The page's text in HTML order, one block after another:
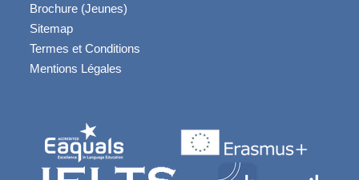
Brochure (Jeunes)
Sitemap
Termes et Conditions
Mentions Légales